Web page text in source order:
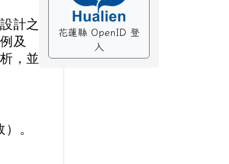
計之
及
，並
。
花蓮縣 OpenID 登
入